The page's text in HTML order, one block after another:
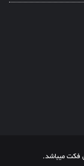
فکت میباشد.